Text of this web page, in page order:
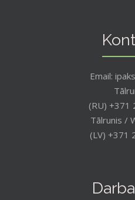
Email:
(RU) +371
Tālrunis /
(LV) +371